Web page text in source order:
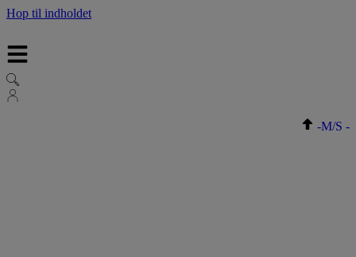
Hop til indholdet
-M/S -